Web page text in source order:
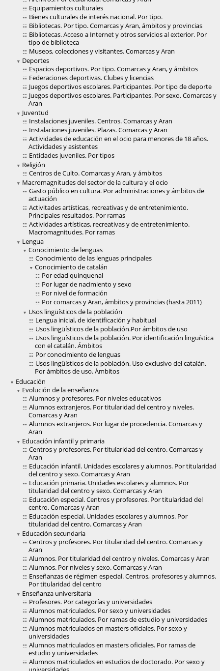
Equipamientos culturales
Bienes culturales de interés nacional. Por tipo.
Bibliotecas. Por tipo. Comarcas y Aran, ámbitos y provincias
Bibliotecas. Acceso a Internet y otros servicios al exterior. Por
tipo de biblioteca
Museos, colecciones y visitantes. Comarcas y Aran
Deportes
Espacios deportivos. Por tipo. Comarcas y Aran, y ámbitos
Federaciones deportivas. Clubes y licencias
Juegos deportivos escolares. Participantes. Por tipo de deporte
Juegos deportivos escolares. Participantes. Por sexo. Comarcas y
Aran
Juventud
Instalaciones juveniles. Centros. Comarcas y Aran
Instalaciones juveniles. Plazas. Comarcas y Aran
Actividades de educación en el ocio para menores de 18 años.
Actividades y asistentes
Entidades juveniles. Por tipos
Religión
Centros de Culto. Comarcas y Aran, y ámbitos
Macromagnitudes del sector de la cultura y el ocio
Gasto público en cultura. Por administraciones y ámbitos de
actuación
Activitades artísticas, recreativas y de entretenimiento.
Principales resultados. Por ramas
Actividades artísticas, recreativas y de entretenimiento.
Macromagnitudes. Por ramas
Lengua
Conocimiento de lenguas
Conocimiento de las lenguas principales
Conocimiento de catalán
Por edad quinquenal
Por lugar de nacimiento y sexo
Por nivel de formación
Por comarcas y Aran, ámbitos y provincias (hasta 2011)
Usos lingüísticos de la población
Lengua inicial, de identificación y habitual
Usos lingüísticos de la población.Por ámbitos de uso
Usos lingüísticos de la población. Por identificación lingüística
con el catalán. Ámbitos
Por conocimiento de lenguas
Usos lingüísticos de la población. Uso exclusivo del catalán.
Por ámbitos de uso. Ámbitos
Educación
Evolución de la enseñanza
Alumnos y profesores. Por niveles educativos
Alumnos extranjeros. Por titularidad del centro y niveles.
Comarcas y Aran
Alumnos extranjeros. Por lugar de procedencia. Comarcas y
Aran
Educación infantil y primaria
Centros y profesores. Por titularidad del centro. Comarcas y
Aran
Educación infantil. Unidades escolares y alumnos. Por titularidad
del centro y sexo. Comarcas y Aran
Educación primaria. Unidades escolares y alumnos. Por
titularidad del centro y sexo. Comarcas y Aran
Educación especial. Centros y profesores. Por titularidad del
centro. Comarcas y Aran
Educación especial. Unidades escolares y alumnos. Por
titularidad del centro. Comarcas y Aran
Educación secundaria
Centros y profesores. Por titularidad del centro. Comarcas y
Aran
Alumnos. Por titularidad del centro y niveles. Comarcas y Aran
Alumnos. Por niveles y sexo. Comarcas y Aran
Enseñanzas de régimen especial. Centros, profesores y alumnos.
Por titularidad del centro
Enseñanza universitaria
Profesores. Por categorías y universidades
Alumnos matriculados. Por sexo y universidades
Alumnos matriculados. Por ramas de estudio y universidades
Alumnos matriculados en masters oficiales. Por sexo y
universidades
Alumnos matriculados en masters oficiales. Por ramas de
estudio y universidades
Alumnos matriculados en estudios de doctorado. Por sexo y